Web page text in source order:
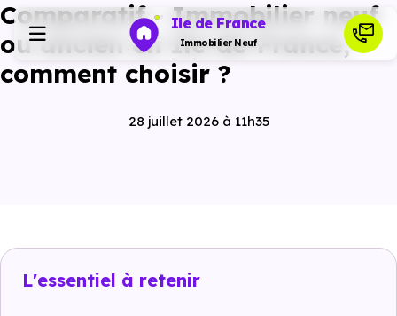
Ile de France
Immobilier Neuf
Actualités
Comparatif - Immobilier neuf
ou ancien en Ile-de-France,
comment choisir ?
28 juillet 2026 à 11h35
L'essentiel à retenir